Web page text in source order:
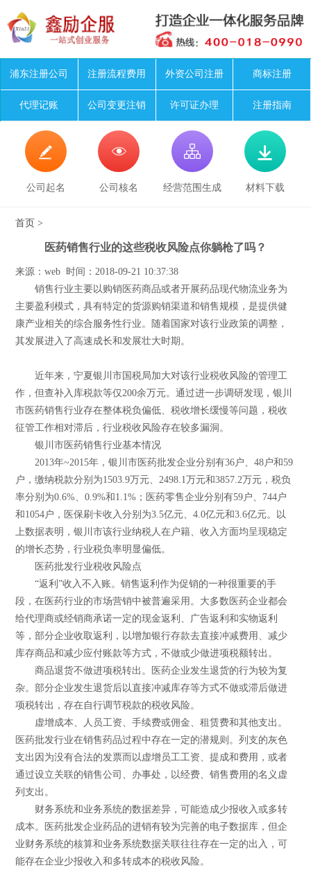
浦东注册公司 注册流程费用 外资公司注册 商标注册
代理记账 公司变更注销 许可证办理 注册指南

公司起名

公司核名

经营范围生成

材料下载
首页 >
医药销售行业的这些税收风险点你躺枪了吗？
来源：web 时间：2018-09-21 10:37:38
销售行业主要以购销医药商品或者开展药品现代物流业务为
主要盈利模式，具有特定的货源购销渠道和销售规模，是提供健
康产业相关的综合服务性行业。随着国家对该行业政策的调整，
其发展进入了高速成长和发展壮大时期。
近年来，宁夏银川市国税局加大对该行业税收风险的管理工
作，但查补入库税款等仅200余万元。通过进一步调研发现，银川
市医药销售行业存在整体税负偏低、税收增长缓慢等问题，税收
征管工作相对滞后，行业税收风险存在较多漏洞。
银川市医药销售行业基本情况
2013年~2015年，银川市医药批发企业分别有36户、48户和59
户，缴纳税款分别为1503.9万元、2498.1万元和3857.2万元，税负
率分别为0.6%、0.9%和1.1%；医药零售企业分别有59户、744户
和1054户，医保刷卡收入分别为3.5亿元、4.0亿元和3.6亿元。以
上数据表明，银川市该行业纳税人在户籍、收入方面均呈现稳定
的增长态势，行业税负率明显偏低。
医药批发行业税收风险点
“返利”收入不入账。销售返利作为促销的一种很重要的手
段，在医药行业的市场营销中被普遍采用。大多数医药企业都会
给代理商或经销商承诺一定的现金返利、广告返利和实物返利
等，部分企业收取返利，以增加银行存款去直接冲减费用、减少
库存商品和减少应付账款等方式，不做或少做进项税额转出。
商品退货不做进项税转出。医药企业发生退货的行为较为复
杂。部分企业发生退货后以直接冲减库存等方式不做或滞后做进
项税转出，存在自行调节税款的税收风险。
虚增成本、人员工资、手续费或佣金、租赁费和其他支出。
医药批发行业在销售药品过程中存在一定的潜规则。列支的灰色
支出因为没有合法的发票而以虚增员工工资、提成和费用，或者
通过设立关联的销售公司、办事处，以经费、销售费用的名义虚
列支出。
财务系统和业务系统的数据差异，可能造成少报收入或多转
成本。医药批发企业药品的进销有较为完善的电子数据库，但企
业财务系统的核算和业务系统数据关联往往存在一定的出入，可
能存在企业少报收入和多转成本的税收风险。